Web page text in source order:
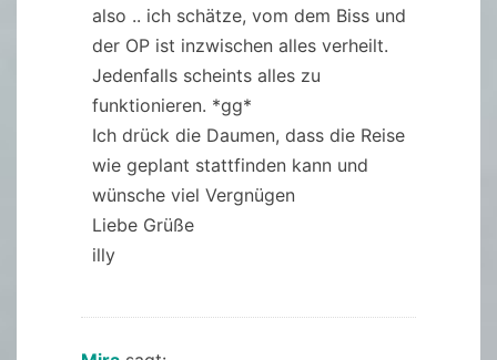
also .. ich schätze, vom dem Biss und
der OP ist inzwischen alles verheilt.
Jedenfalls scheints alles zu
funktionieren. *gg*
Ich drück die Daumen, dass die Reise
wie geplant stattfinden kann und
wünsche viel Vergnügen
Liebe Grüße
illy